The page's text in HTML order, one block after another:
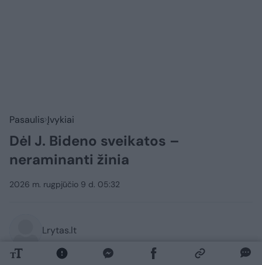
Pasaulis Įvykiai
Dėl J. Bideno sveikatos –
neraminanti žinia
2026 m. rugpjūčio 9 d. 05:32
Lrytas.lt